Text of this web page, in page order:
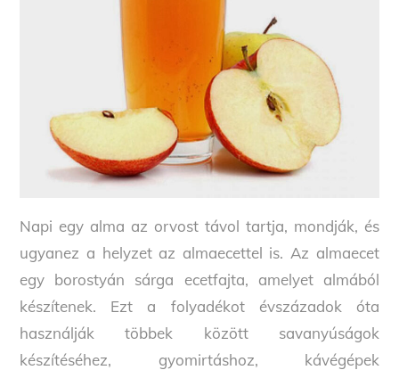
Napi egy alma az orvost távol tartja, mondják, és
ugyanez a helyzet az almaecettel is. Az almaecet
egy borostyán sárga ecetfajta, amelyet almából
készítenek. Ezt a folyadékot évszázadok óta
használják többek között savanyúságok
készítéséhez, gyomirtáshoz, kávégépek